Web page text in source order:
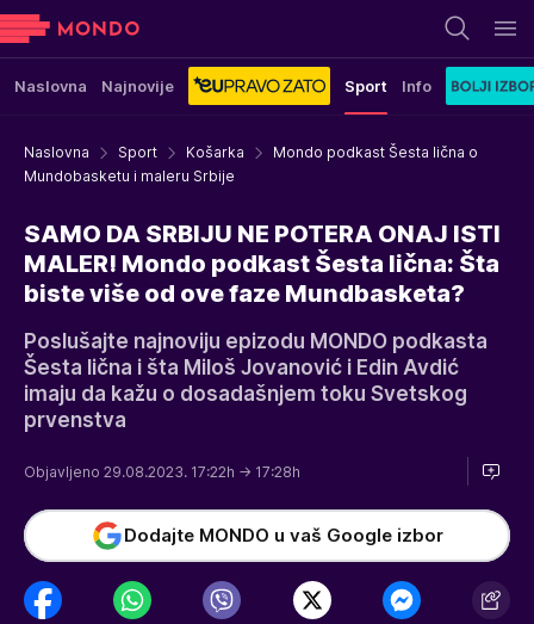
Naslovna Najnovije Sport Info
Naslovna Sport Košarka
Mondo podkast Šesta lična o
Mundobasketu i maleru Srbije
SAMO DA SRBIJU NE POTERA ONAJ ISTI
MALER! Mondo podkast Šesta lična: Šta
biste više od ove faze Mundbasketa?
Poslušajte najnoviju epizodu MONDO podkasta
Šesta lična i šta Miloš Jovanović i Edin Avdić
imaju da kažu o dosadašnjem toku Svetskog
prvenstva
Objavljeno 29.08.2023. 17:22h → 17:28h
Dodajte MONDO u vaš Google izbor